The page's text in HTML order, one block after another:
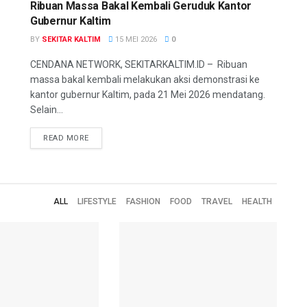
Ribuan Massa Bakal Kembali Geruduk Kantor
Gubernur Kaltim
BY SEKITAR KALTIM 15 MEI 2026 0
CENDANA NETWORK, SEKITARKALTIM.ID – Ribuan
massa bakal kembali melakukan aksi demonstrasi ke
kantor gubernur Kaltim, pada 21 Mei 2026 mendatang.
Selain...
READ MORE
ALL LIFESTYLE FASHION FOOD TRAVEL HEALTH